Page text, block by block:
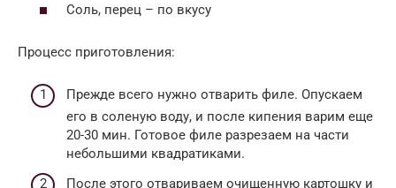
Соль, перец – по вкусу
Процесс приготовления:
Прежде всего нужно отварить филе. Опускаем
его в соленую воду, и после кипения варим еще
20-30 мин. Готовое филе разрезаем на части
небольшими квадратиками.
После этого отвариваем очищенную картошку и